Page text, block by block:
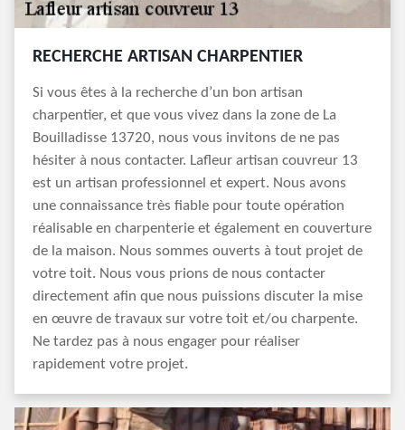
RECHERCHE ARTISAN CHARPENTIER
Si vous êtes à la recherche d’un bon artisan
charpentier, et que vous vivez dans la zone de La
Bouilladisse 13720, nous vous invitons de ne pas
hésiter à nous contacter. Lafleur artisan couvreur 13
est un artisan professionnel et expert. Nous avons
une connaissance très fiable pour toute opération
réalisable en charpenterie et également en couverture
de la maison. Nous sommes ouverts à tout projet de
votre toit. Nous vous prions de nous contacter
directement afin que nous puissions discuter la mise
en œuvre de travaux sur votre toit et/ou charpente.
Ne tardez pas à nous engager pour réaliser
rapidement votre projet.